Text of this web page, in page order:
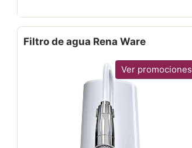
Filtro de agua Rena Ware
Ver promociones